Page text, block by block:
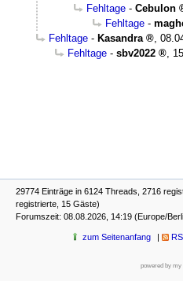
Fehltage - Cebulon
Fehltage -
Fehltage - Kasandra
Fehltage - sbv2022
29774 Einträge in 6124 Threads, 2716
registrierte, 15 Gäste)
Forumszeit: 08.08.2026, 14:19 (Europe/
zum Seitenanfang
powered by my